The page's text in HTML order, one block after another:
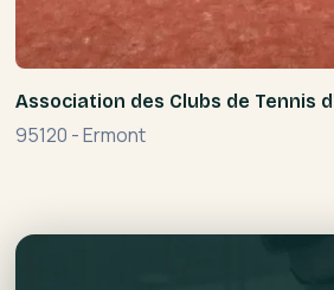
Association des Clubs de Tennis
95120 -Ermont